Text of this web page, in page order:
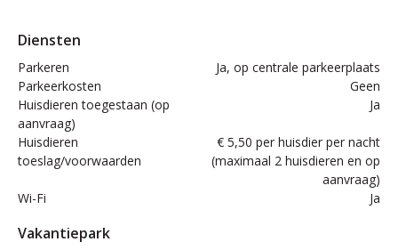
Diensten
Parkeren
Ja, op centrale parkeerplaats
Parkeerkosten
Geen
Huisdieren toegestaan (op
aanvraag)
Ja
Huisdieren
toeslag/voorwaarden
€ 5,50 per huisdier per nacht
(maximaal 2 huisdieren en op
aanvraag)
Wi-Fi
Ja
Vakantiepark